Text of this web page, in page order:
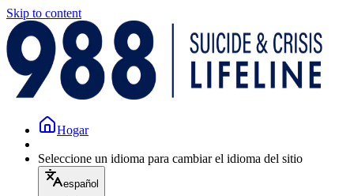
Skip to content
Hogar
Seleccione un idioma para cambiar el idioma del sitio
español